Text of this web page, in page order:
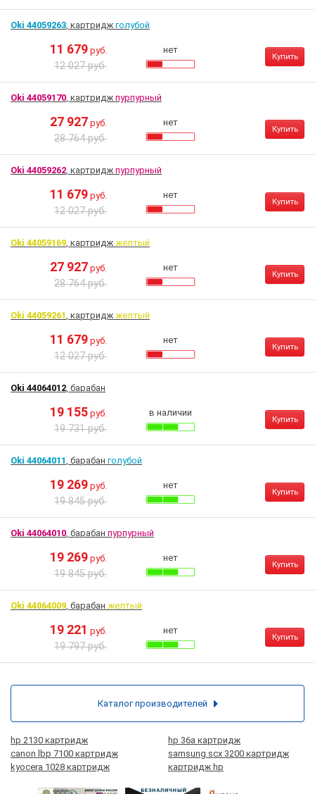
Oki 44059263, картридж голубой
11 679 руб.
12 027 руб.
нет
Купить
Oki 44059170, картридж пурпурный
27 927 руб.
28 764 руб.
нет
Купить
Oki 44059262, картридж пурпурный
11 679 руб.
12 027 руб.
нет
Купить
Oki 44059169, картридж желтый
27 927 руб.
28 764 руб.
нет
Купить
Oki 44059261, картридж желтый
11 679 руб.
12 027 руб.
нет
Купить
Oki 44064012, барабан
19 155 руб.
19 731 руб.
в наличии
Купить
Oki 44064011, барабан голубой
19 269 руб.
19 845 руб.
нет
Купить
Oki 44064010, барабан пурпурный
19 269 руб.
19 845 руб.
нет
Купить
Oki 44064009, барабан желтый
19 221 руб.
19 797 руб.
нет
Купить
hp 2130 картридж
hp 36a картридж
canon lbp 7100 картридж
samsung scx 3200 картридж
kyocera 1028 картридж
картридж hp